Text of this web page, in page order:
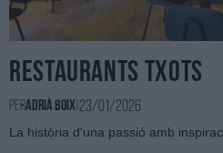
Restaurants Txots
PerAdrià Boix 23/01/2026
La història d'una passió amb